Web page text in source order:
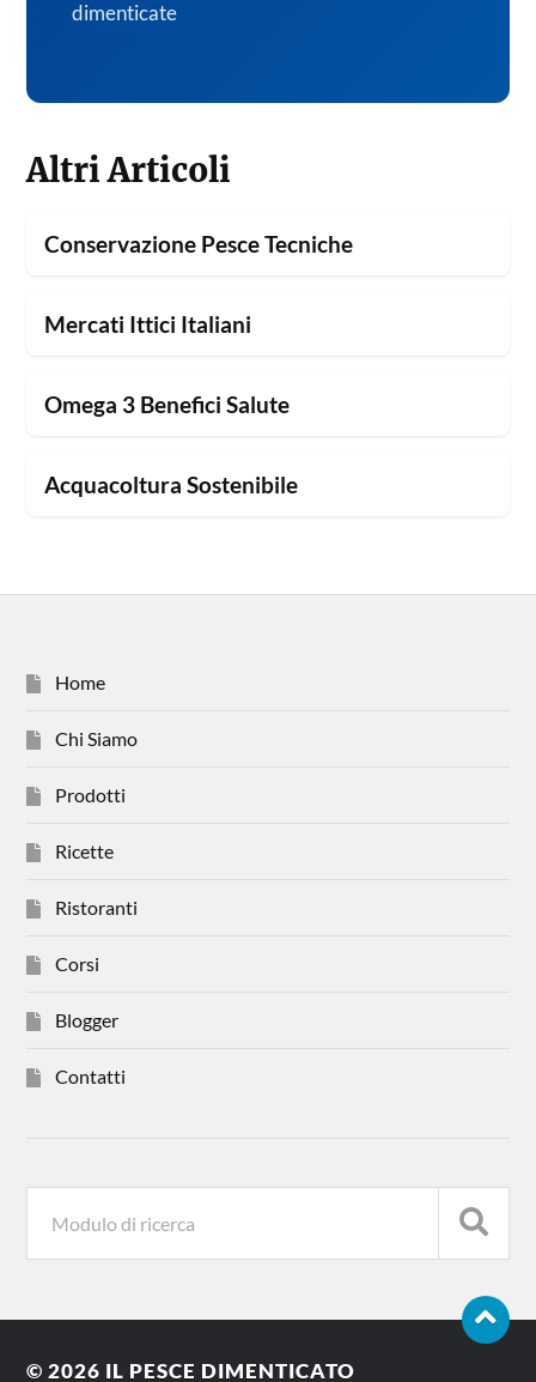
dimenticate
Altri Articoli
Conservazione Pesce Tecniche
Mercati Ittici Italiani
Omega 3 Benefici Salute
Acquacoltura Sostenibile
Home
Chi Siamo
Prodotti
Ricette
Ristoranti
Corsi
Blogger
Contatti
© 2026 IL PESCE DIMENTICATO